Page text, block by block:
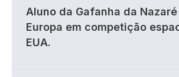
Aluno da Gafanha da
Europa em competição
EUA.